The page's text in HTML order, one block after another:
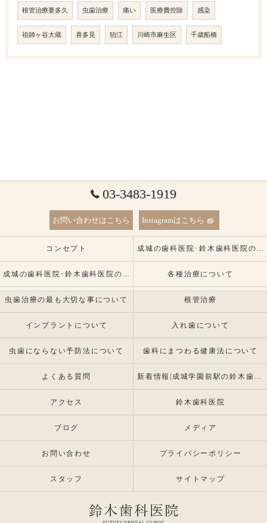
根管治療要多久 虫歯治療 痛い 医療費控除 感染
祖師ヶ谷大蔵 喜多見 狛江 川崎市麻生区 千歳船橋
03-3483-1919
お問い合わせはこちら Instagramはこちら
コンセプト 成城の歯科医院･鈴木歯科医院の口コミ情報
成城の歯科医院･鈴木歯科医院の患者様の声 各種治療について
虫歯治療の最も大切な事について 根管治療
インプラントについて 入れ歯について
虫歯にならない予防法について 歯科にまつわる健康法について
よくある質問 新着情報|成城学園前駅の鈴木歯科医院 |インプラント・入れ歯専門
アクセス 鈴木歯科医院
ブログ メディア
お問い合わせ プライバシーポリシー
スタッフ サイトマップ